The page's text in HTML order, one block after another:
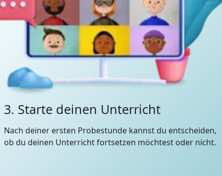
3. Starte deinen Unterricht
Nach deiner ersten Probestunde kannst du entscheiden,
ob du deinen Unterricht fortsetzen möchtest oder nicht.